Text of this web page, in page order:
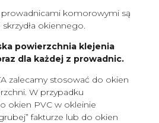
prowadnicami komorowymi są
okiennego.
powierzchnia klejenia
dla każdej z prowadnic.
zalecamy stosować do okien
W przypadku
okien PVC w okleinie
fakturze lub do okien